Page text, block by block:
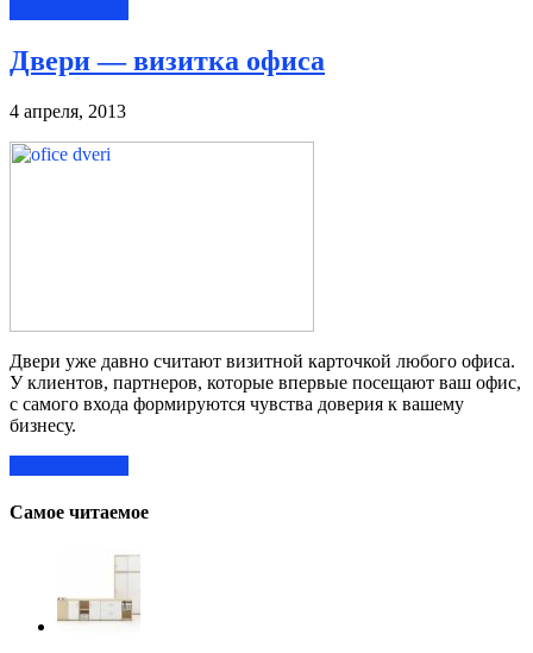
Двери — визитка офиса
4 апреля, 2013
Двери уже давно считают визитной карточкой любого офиса.
У клиентов, партнеров, которые впервые посещают ваш офис,
с самого входа формируются чувства доверия к вашему
бизнесу.
Самое читаемое